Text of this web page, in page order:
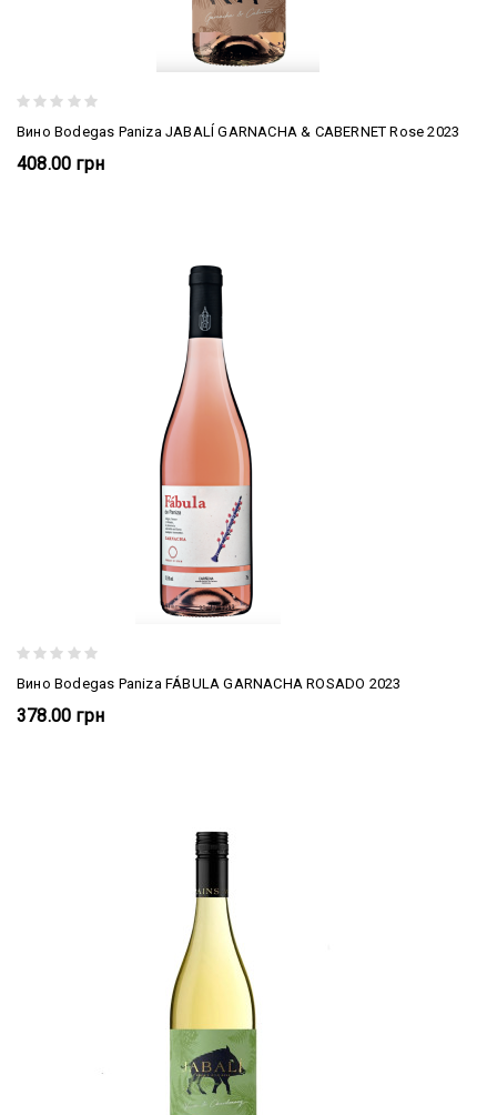
Вино Bodegas Paniza JABALÍ GARNACHA & CABERNET Rose 2023
408.00 грн
Вино Bodegas Paniza FÁBULA GARNACHA ROSADO 2023
378.00 грн